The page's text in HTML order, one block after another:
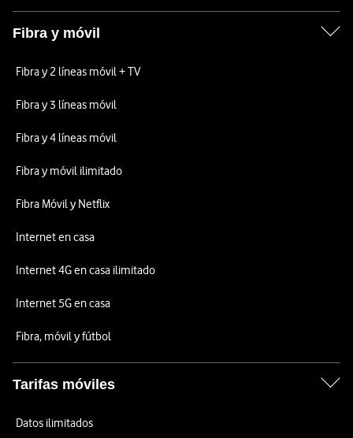
Fibra y móvil
Fibra y 2 líneas móvil + TV
Fibra y 3 líneas móvil
Fibra y 4 líneas móvil
Fibra y móvil ilimitado
Fibra Móvil y Netflix
Internet en casa
Internet 4G en casa ilimitado
Internet 5G en casa
Fibra, móvil y fútbol
Tarifas móviles
Datos ilimitados